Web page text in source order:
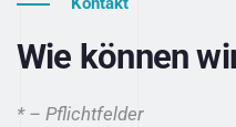
Wie können
* – Pflichtfelder